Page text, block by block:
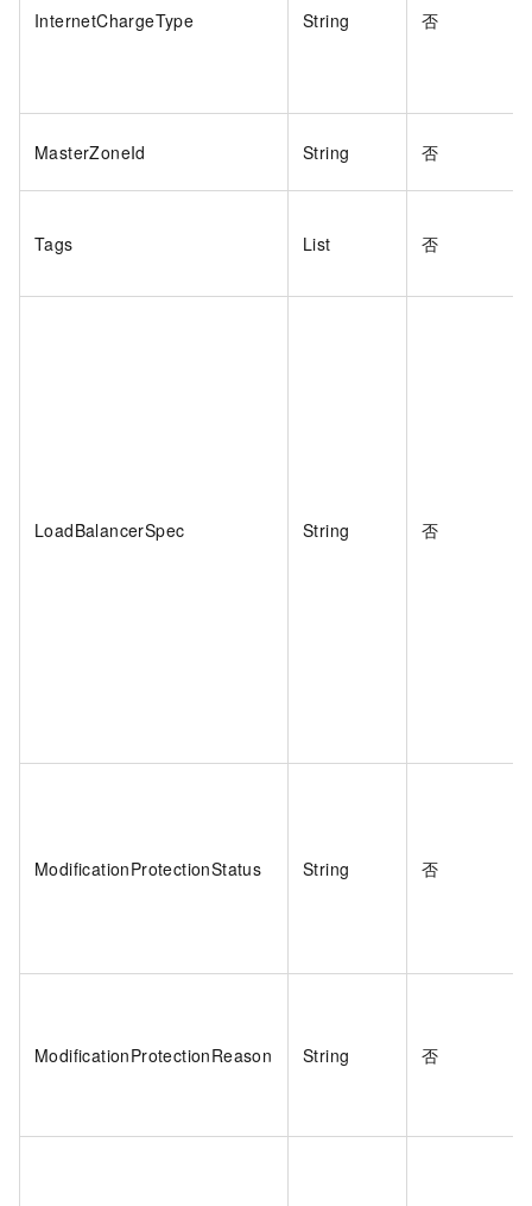
InternetChargeType String 否
MasterZoneId String 否
Tags List 否
LoadBalancerSpec String 否
ModificationProtectionStatus String 否
ModificationProtectionReason String 否